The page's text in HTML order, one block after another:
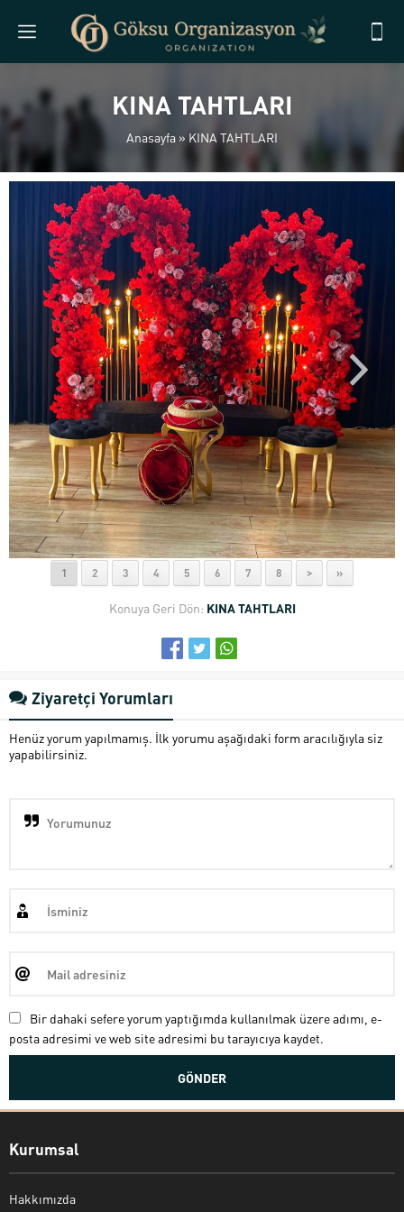
KINA TAHTLARI
Anasayfa » KINA TAHTLARI
1 2 3 4 5 6 7 8 > »
Konuya Geri Dön: KINA TAHTLARI
Ziyaretçi Yorumları
Henüz yorum yapılmamış. İlk yorumu aşağıdaki form aracılığıyla siz
yapabilirsiniz.
Bir dahaki sefere yorum yaptığımda kullanılmak üzere adımı, e-
posta adresimi ve web site adresimi bu tarayıcıya kaydet.
Kurumsal
Hakkımızda